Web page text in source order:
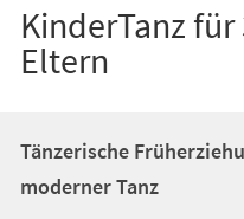
KinderTanz
Eltern
Tänzerische
moderner Tanz